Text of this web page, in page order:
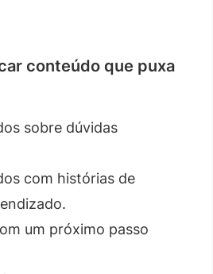
conteúdo que puxa
sobre dúvidas
com histórias de
um próximo passo